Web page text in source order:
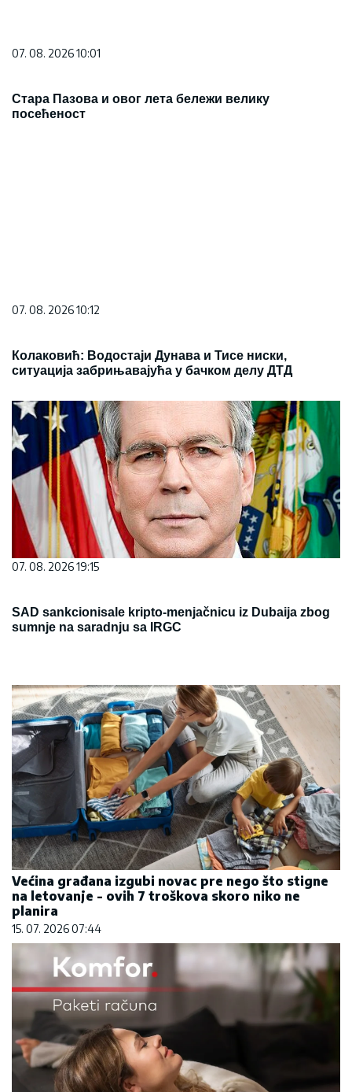
07. 08. 2026 10:01
Стара Пазова и овог лета бележи велику
посећеност
07. 08. 2026 10:12
Колаковић: Водостаји Дунава и Тисе ниски,
ситуација забрињавајућа у бачком делу ДТД
07. 08. 2026 19:15
SAD sankcionisale kripto-menjačnicu iz Dubaija zbog
sumnje na saradnju sa IRGC
Većina građana izgubi novac pre nego što stigne
na letovanje - ovih 7 troškova skoro niko ne
planira
15. 07. 2026 07:44